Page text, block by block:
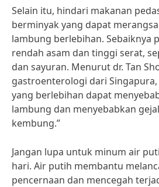
Selain itu, hindari makanan
berminyak yang dapat
lambung berlebihan. Sebaiknya
rendah asam dan tinggi serat,
dan sayuran. Menurut dr. Tan
gastroenterologi dari Singapura,
yang berlebihan dapat
lambung dan menyebabkan
kembung.”
Jangan lupa untuk minum air
hari. Air putih membantu
pencernaan dan mencegah